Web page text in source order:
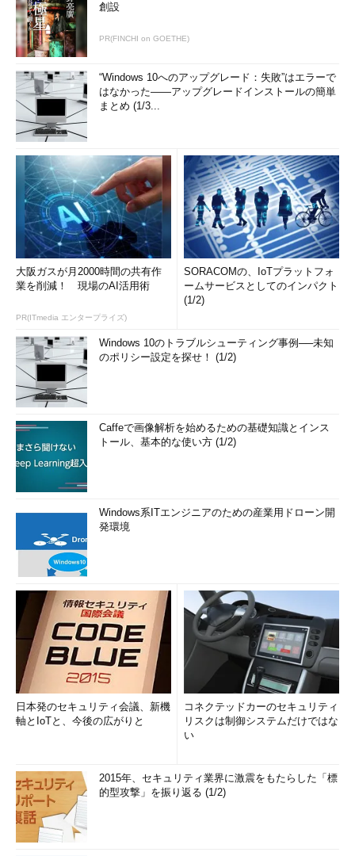
創設
PR(FINCHI on GOETHE)
“Windows 10へのアップグレード：失敗”はエラーで
はなかった――アップグレードインストールの簡単
まとめ (1/3...
大阪ガスが月2000時間の共有作
業を削減！ 現場のAI活用術
PR(ITmedia エンタープライズ)
SORACOMの、IoTプラットフォ
ームサービスとしてのインパクト
(1/2)
Windows 10のトラブルシューティング事例──未知
のポリシー設定を探せ！ (1/2)
Caffeで画像解析を始めるための基礎知識とインス
トール、基本的な使い方 (1/2)
Windows系ITエンジニアのための産業用ドローン開
発環境
日本発のセキュリティ会議、新機
軸とIoTと、今後の広がりと
コネクテッドカーのセキュリティ
リスクは制御システムだけではな
い
2015年、セキュリティ業界に激震をもたらした「標
的型攻撃」を振り返る (1/2)